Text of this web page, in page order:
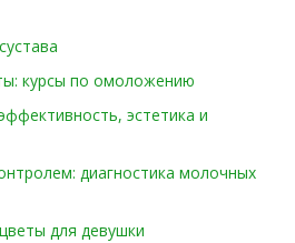
курсы по омоложению
эстетика и
диагностика молочных
для девушки